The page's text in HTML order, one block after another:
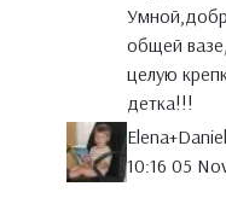
общей
целую
детка!!!
10:16 05